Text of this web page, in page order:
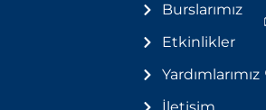
Burslarımız
Etkinlikler
Yardımlarımız